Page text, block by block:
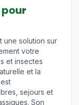
une solution sur
votre
et insectes
et la
sejours et
Son